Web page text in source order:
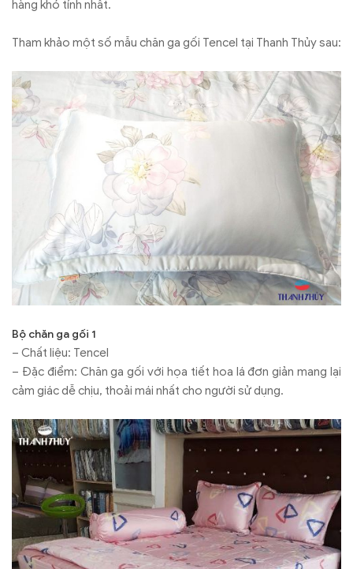
hàng khó tính nhất.
Tham khảo một số mẫu chăn ga gối Tencel tại Thanh Thủy sau:
Bộ chăn ga gối 1
– Chất liệu: Tencel
– Đặc điểm: Chăn ga gối với họa tiết hoa lá đơn giản mang lại
cảm giác dễ chịu, thoải mái nhất cho người sử dụng.